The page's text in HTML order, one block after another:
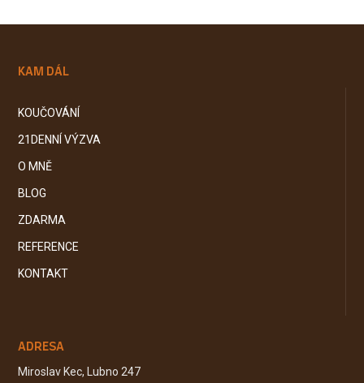
KAM DÁL
KOUČOVÁNÍ
21DENNÍ VÝZVA
O MNĚ
BLOG
ZDARMA
REFERENCE
KONTAKT
ADRESA
Miroslav Kec, Lubno 247